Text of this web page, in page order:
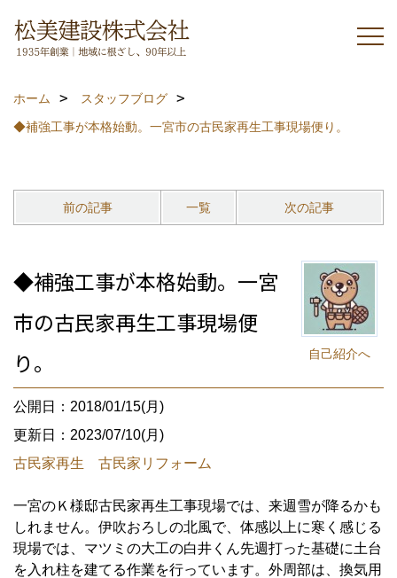
ホーム
スタッフブログ
◆補強工事が本格始動。一宮市の古民家再生工事現場便り。
前の記事 一覧 次の記事
自己紹介へ
◆補強工事が本格始動。一宮
市の古民家再生工事現場便
り。
公開日：2018/01/15(月)
更新日：2023/07/10(月)
古民家再生 古民家リフォーム
一宮のＫ様邸古民家再生工事現場では、来週雪が降るかも
しれません。伊吹おろしの北風で、体感以上に寒く感じる
現場では、マツミの大工の白井くん先週打った基礎に土台
を入れ柱を建てる作業を行っています。外周部は、換気用